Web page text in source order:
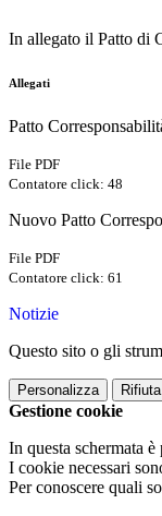
In allegato il Patto di
Allegati
Patto
File PDF
Contatore click: 48
Nuovo Patto
File PDF
Contatore click: 61
Notizie
Questo sito o gli
Personalizza
Gestione cookie
In questa schermata
I cookie necessari
Per conoscere quali